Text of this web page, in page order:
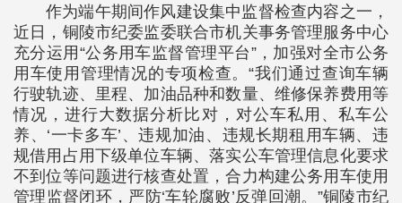
作为端午期间作风建设集中监督检查内容之一，
近日，铜陵市纪委监委联合市机关事务管理服务中心
充分运用“公务用车监督管理平台”，加强对全市公务
用车使用管理情况的专项检查。“我们通过查询车辆
行驶轨迹、里程、加油品种和数量、维修保养费用等
情况，进行大数据分析比对，对公车私用、私车公
养、‘一卡多车’、违规加油、违规长期租用车辆、违
规借用占用下级单位车辆、落实公车管理信息化要求
不到位等问题进行核查处置，合力构建公务用车使用
管理监督闭环，严防‘车轮腐败’反弹回潮。”铜陵市纪